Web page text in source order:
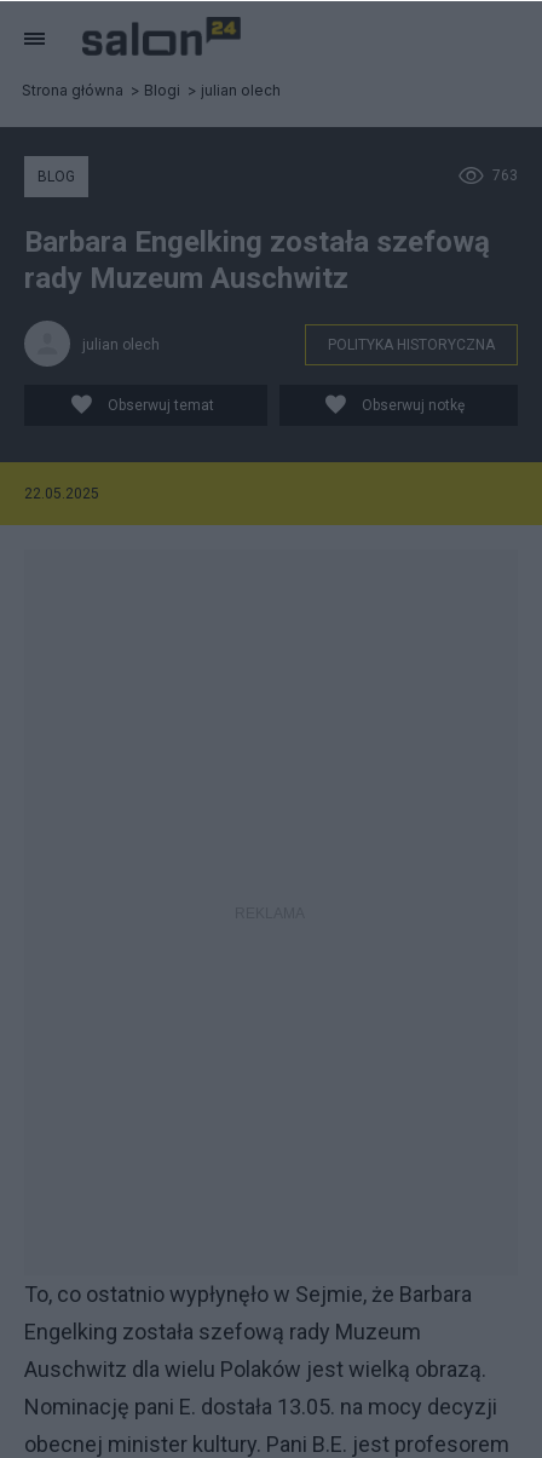
Strona główna Blogi julian olech
763
BLOG
Barbara Engelking została szefową
rady Muzeum Auschwitz
julian olech POLITYKA HISTORYCZNA
Obserwuj temat Obserwuj notkę
22.05.2025
To, co ostatnio wypłynęło w Sejmie, że Barbara
Engelking została szefową rady Muzeum
Auschwitz dla wielu Polaków jest wielką obrazą.
Nominację pani E. dostała 13.05. na mocy decyzji
obecnej minister kultury. Pani B.E. jest profesorem